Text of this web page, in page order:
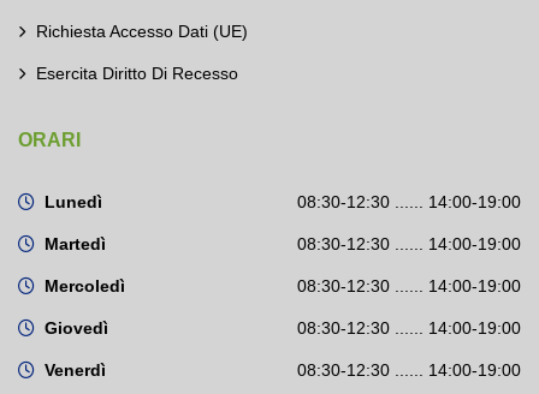
Richiesta Accesso Dati (UE)
Esercita Diritto Di Recesso
ORARI
Lunedì 08:30-12:30 ...... 14:00-19:00
Martedì 08:30-12:30 ...... 14:00-19:00
Mercoledì 08:30-12:30 ...... 14:00-19:00
Giovedì 08:30-12:30 ...... 14:00-19:00
Venerdì 08:30-12:30 ...... 14:00-19:00